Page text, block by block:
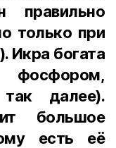
только при
Икра богата
фосфором,
далее).
большое
есть её